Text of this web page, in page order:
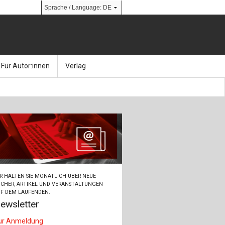
Social Media
Library
Für Autor:innen
Kalender
Zeitschriften
Verlag
Ansprechpartner:innen
So finden Sie uns
bauingenieur24 – Berufsportal
Ingenieurbaupreis
HALTEN SIE MONATLICH ÜBER NEUE
ARTIKEL UND VERANSTALTUNGEN
DEM LAUFENDEN.
Anmeldung